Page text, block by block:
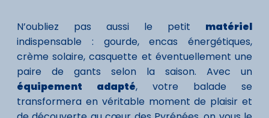
N’oubliez pas aussi le petit matériel
indispensable : gourde, encas énergétiques,
crème solaire, casquette et éventuellement une
paire de gants selon la saison. Avec un
équipement adapté, votre balade se
transformera en véritable moment de plaisir et